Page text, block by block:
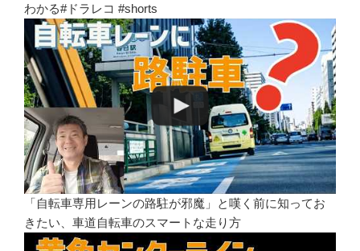
わかる#ドラレコ #shorts
「自転車専用レーンの路駐が邪魔」と嘆く前に知ってお
きたい、車道自転車のスマートな走り方